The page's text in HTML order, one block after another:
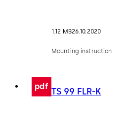
1.12 MB26.10.2020
Mounting instruction
pdf TS 99 FLR-K